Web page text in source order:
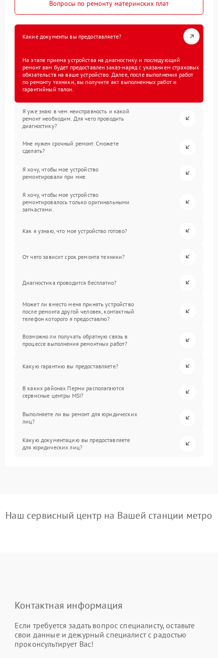
Вопросы по ремонту материнских плат
Какие документы вы предоставляете?
На этапе приема устройства на диагностику и последующий
ремонт вам будет предоставлен заказ-наряд с указанием страховых
обязательств на ваше устройство. Далее, после выполнения работ
по ремонту техники, вы получите акт выполненных работ и
гарантийный талон.
Я уже знаю в чем неисправность и какой
ремонт необходим. Для чего проводить
диагностику?
Мне нужен срочный ремонт. Сможете
сделать?
Я хочу, чтобы мое устройство
ремонтировали при мне.
Я хочу, чтобы мое устройство
ремонтировалось только оригинальными
запчастями.
Как я узнаю, что мое устройство готово?
От чего зависит срок ремонта техники?
Диагностика проводится бесплатно?
Может ли вместо меня принять устройство
после ремонта другой человек, контактный
телефон которого я предоставлю?
Возможно ли получать обратную связь в
процессе выполнения ремонтных работ?
Какую гарантию вы предоставляете?
В каких районах Перми располагаются
сервисные центры MSI?
Выполняете ли вы ремонт для юридических
лиц?
Какую документацию вы предоставляете
для юридических лиц?
Наш сервисный центр на Вашей станции метро
Контактная информация
Если требуется задать вопрос специалисту, оставьте
свои данные и дежурный специалист с радостью
проконсультирует Вас!